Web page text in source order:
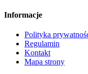
Informacje
Polityka
Regulamin
Kontakt
Mapa strony